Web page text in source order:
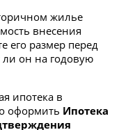
жилье
внесения
его размер перед
ли он на годовую
ипотека в
оформить Ипотека